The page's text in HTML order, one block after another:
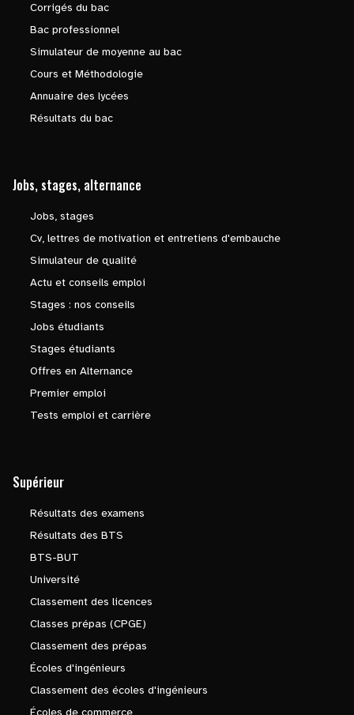
Corrigés du bac
Bac professionnel
Simulateur de moyenne au bac
Cours et Méthodologie
Annuaire des lycées
Résultats du bac
Jobs, stages, alternance
Jobs, stages
Cv, lettres de motivation et entretiens d'embauche
Simulateur de qualité
Actu et conseils emploi
Stages : nos conseils
Jobs étudiants
Stages étudiants
Offres en Alternance
Premier emploi
Tests emploi et carrière
Supérieur
Résultats des examens
Résultats des BTS
BTS-BUT
Université
Classement des licences
Classes prépas (CPGE)
Classement des prépas
Écoles d'ingénieurs
Classement des écoles d'ingénieurs
Écoles de commerce